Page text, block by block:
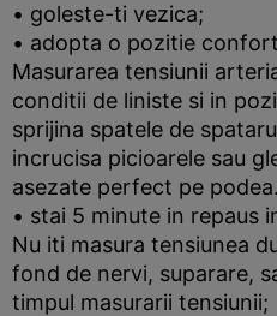
• goleste-ti vezica;
• adopta o pozitie
Masurarea tensiunii
conditii de liniste si in
sprijina spatele de
incrucisa picioarele sau
asezate perfect pe podea.
• stai 5 minute in repaus
Nu iti masura tensiunea
fond de nervi, suparare,
timpul masurarii tensiunii;